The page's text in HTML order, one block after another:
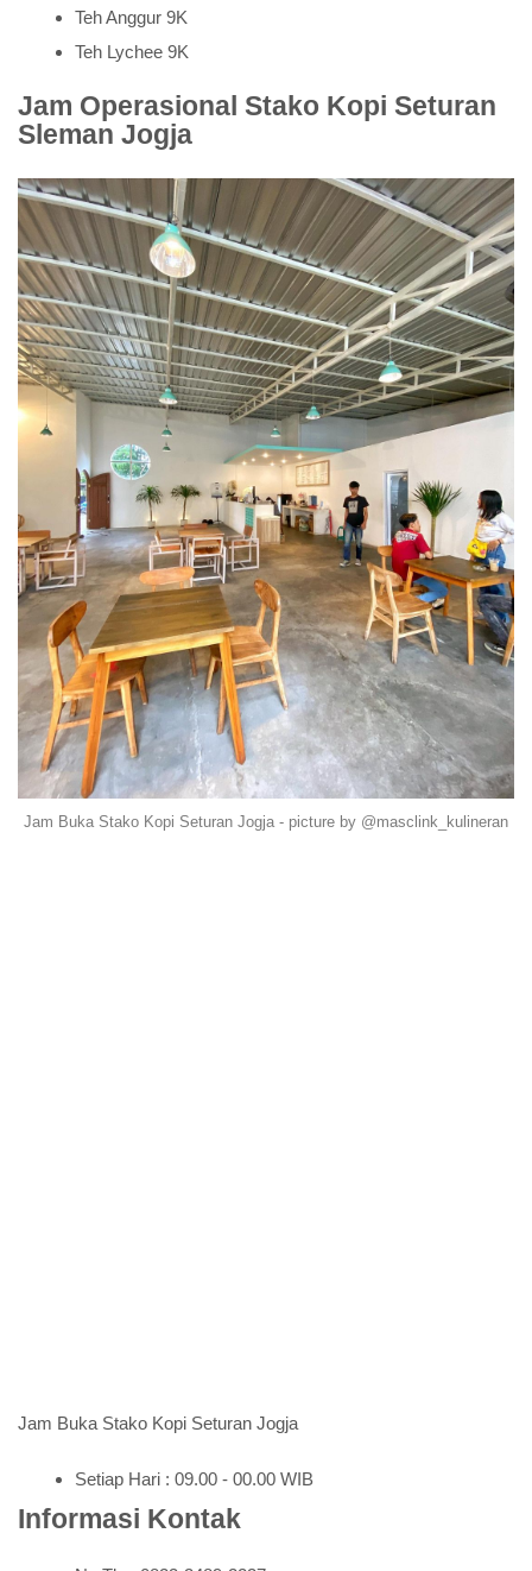
Teh Anggur 9K
Teh Lychee 9K
Jam Operasional Stako Kopi Seturan
Sleman Jogja
Jam Buka Stako Kopi Seturan Jogja - picture by @masclink_kulineran
Jam Buka Stako Kopi Seturan Jogja
Setiap Hari : 09.00 - 00.00 WIB
Informasi Kontak